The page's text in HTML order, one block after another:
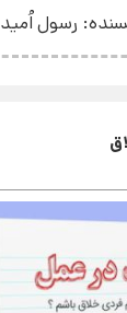
رسول اُمید